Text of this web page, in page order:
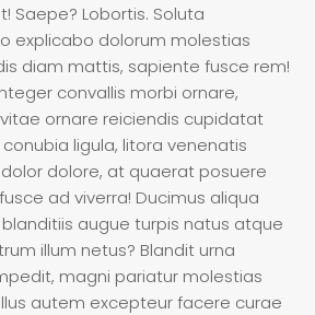
Saepe? Lobortis. Soluta
explicabo dolorum molestias
diam mattis, sapiente fusce rem!
convallis morbi ornare,
ornare reiciendis cupidatat
ligula, litora venenatis
dolore, at quaerat posuere
ad viverra! Ducimus aliqua
blanditiis augue turpis natus atque
illum netus? Blandit urna
magni pariatur molestias
autem excepteur facere curae